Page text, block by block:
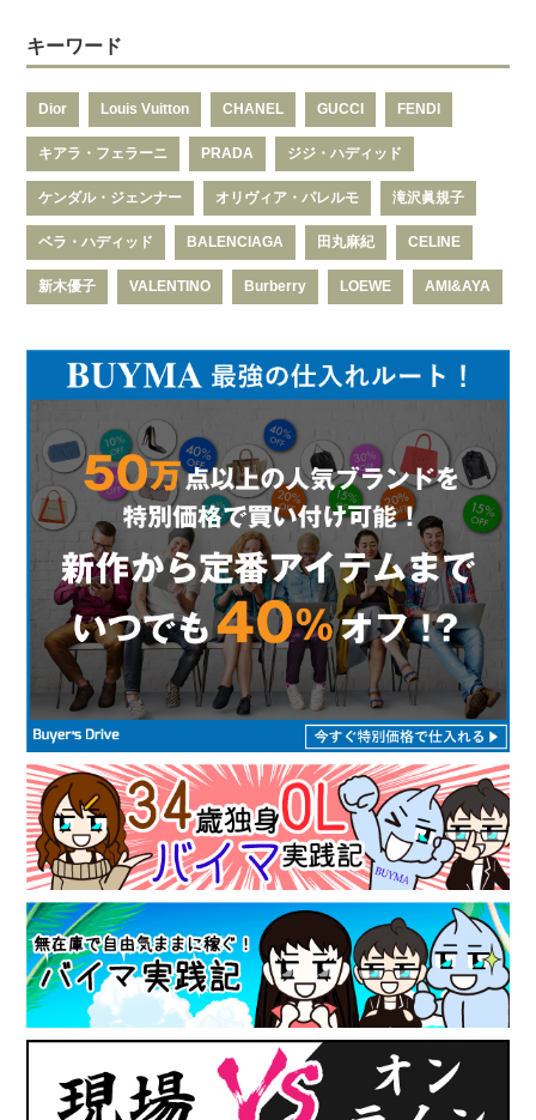
キーワード
Dior Louis Vuitton CHANEL GUCCI FENDI
キアラ・フェラーニ PRADA ジジ・ハディッド
ケンダル・ジェンナー オリヴィア・パレルモ 滝沢眞規子
ベラ・ハディッド BALENCIAGA 田丸麻紀 CELINE
新木優子 VALENTINO Burberry LOEWE AMI&AYA